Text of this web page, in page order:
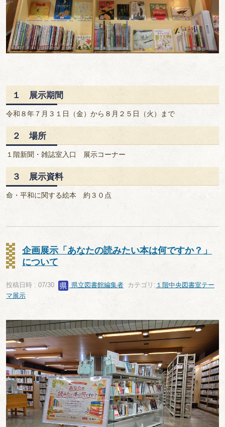
１ 展示期間
令和８年７月３１日（金）から８月２５日（火）まで
２ 場所
１階新聞・雑誌室入口 展示コーナー
３ 展示資料
命・平和に関する絵本 約３０点
企画展示「あなたの読みたい本は何ですか？」
について
投稿日時 : 07/30 県立図書館編集者 カテゴリ: １階中央図書室テー
マ展示